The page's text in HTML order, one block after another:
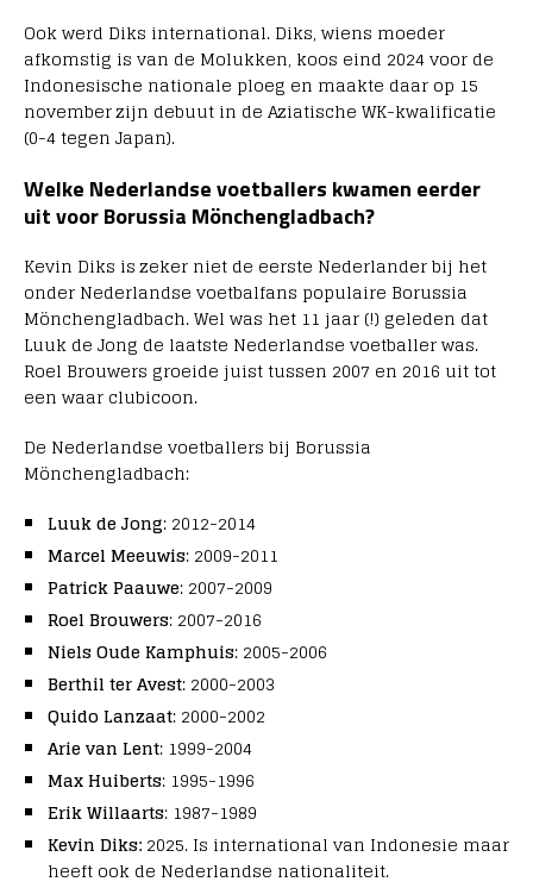
Ook werd Diks international. Diks, wiens moeder
afkomstig is van de Molukken, koos eind 2024 voor de
Indonesische nationale ploeg en maakte daar op 15
november zijn debuut in de Aziatische WK-kwalificatie
(0-4 tegen Japan).
Welke Nederlandse voetballers kwamen eerder
uit voor Borussia Mönchengladbach?
Kevin Diks is zeker niet de eerste Nederlander bij het
onder Nederlandse voetbalfans populaire Borussia
Mönchengladbach. Wel was het 11 jaar (!) geleden dat
Luuk de Jong de laatste Nederlandse voetballer was.
Roel Brouwers groeide juist tussen 2007 en 2016 uit tot
een waar clubicoon.
De Nederlandse voetballers bij Borussia
Mönchengladbach:
Luuk de Jong: 2012-2014
Marcel Meeuwis: 2009-2011
Patrick Paauwe: 2007-2009
Roel Brouwers: 2007-2016
Niels Oude Kamphuis: 2005-2006
Berthil ter Avest: 2000-2003
Quido Lanzaat: 2000-2002
Arie van Lent: 1999-2004
Max Huiberts: 1995-1996
Erik Willaarts: 1987-1989
Kevin Diks: 2025. Is international van Indonesie maar
heeft ook de Nederlandse nationaliteit.